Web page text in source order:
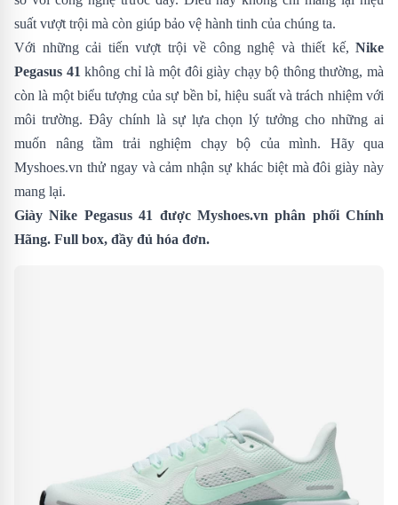
suất vượt trội mà còn giúp bảo vệ hành tinh của chúng ta.
Với những cải tiến vượt trội về công nghệ và thiết kế, Nike
Pegasus 41 không chỉ là một đôi giày chạy bộ thông thường, mà
còn là một biểu tượng của sự bền bỉ, hiệu suất và trách nhiệm với
môi trường. Đây chính là sự lựa chọn lý tưởng cho những ai
muốn nâng tầm trải nghiệm chạy bộ của mình. Hãy qua
Myshoes.vn thử ngay và cảm nhận sự khác biệt mà đôi giày này
mang lại.
Giày Nike Pegasus 41 được Myshoes.vn phân phối Chính
Hãng. Full box, đầy đủ hóa đơn.